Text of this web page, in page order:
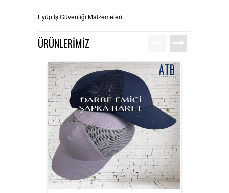
Eyüp İş Güvenliği Malzemeleri
ÜRÜNLERİMİZ